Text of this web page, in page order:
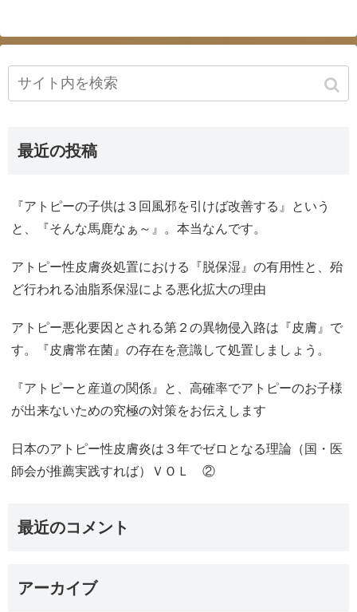
最近の投稿
『アトピーの子供は３回風邪を引けば改善する』という
と、『そんな馬鹿なぁ～』。本当なんです。
アトピー性皮膚炎処置における『脱保湿』の有用性と、殆
ど行われる油脂系保湿による悪化拡大の理由
アトピー悪化要因とされる第２の異物侵入路は『皮膚』で
す。『皮膚常在菌』の存在を意識して処置しましょう。
『アトピーと産道の関係』と、高確率でアトピーのお子様
が出来ないための究極の対策をお伝えします
日本のアトピー性皮膚炎は３年でゼロとなる理論（国・医
師会が推薦実践すれば）ＶＯＬ ②
最近のコメント
アーカイブ